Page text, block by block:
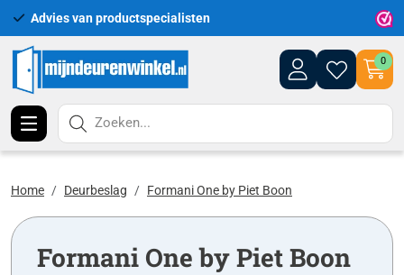
Uitgebreid assortiment
0
Zoeken...
Home Deurbeslag Formani One by Piet Boon
Formani One by Piet Boon